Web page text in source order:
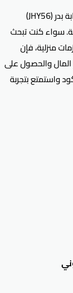
لا تفوت فرصة استخدام كود خصم نون عصابة بدر (JHY56)
سواء كنت تبحث
منزلية، فإن
والحصول على
واستمتع بتجربة